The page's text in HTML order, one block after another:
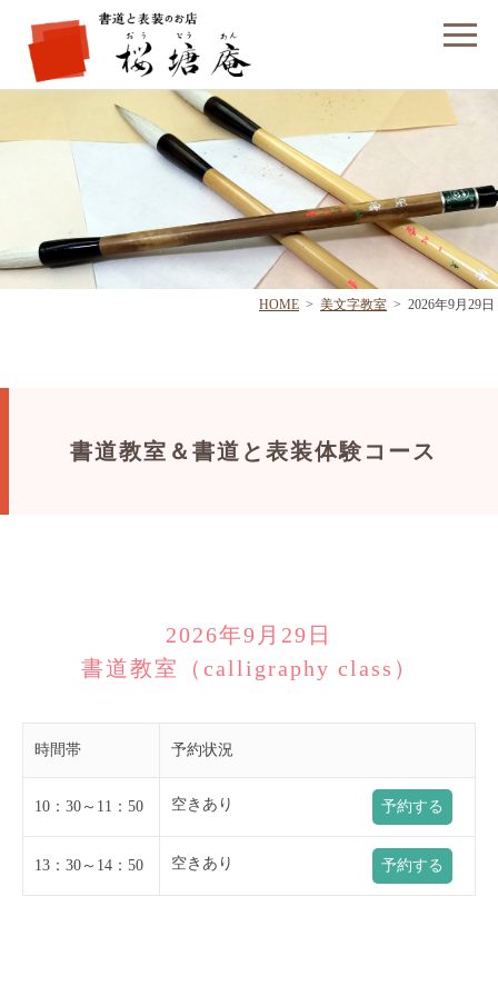
フォームでのお問い合わせ
HOME > 美文字教室 > 2026年9月29日
書道教室＆書道と表装体験コース
2026年9月29日
書道教室（calligraphy class）
時間帯 予約状況
10：30～11：50 空きあり 予約する
13：30～14：50 空きあり 予約する